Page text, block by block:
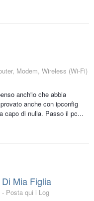
Modem, Wireless (Wi-Fi)
anch'io che abbia
anche con ipconfig
capo di nulla. Passo il pc...
Mia Figlia
Posta qui i Log